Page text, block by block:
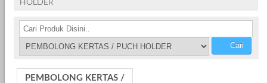
HOLDER
Cari
PEMBOLONG KERTAS /